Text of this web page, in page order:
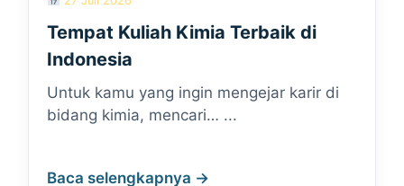
Tempat Kuliah Kimia Terbaik di
Indonesia
Untuk kamu yang ingin mengejar karir di
bidang kimia, mencari… ...
Baca selengkapnya →